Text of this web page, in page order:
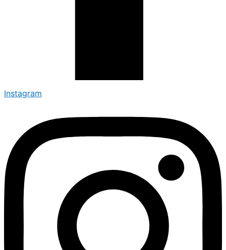
Instagram